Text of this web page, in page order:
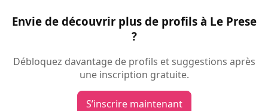
Envie de découvrir plus de profils à Le Prese
?
Débloquez davantage de profils et suggestions après
une inscription gratuite.
S’inscrire maintenant